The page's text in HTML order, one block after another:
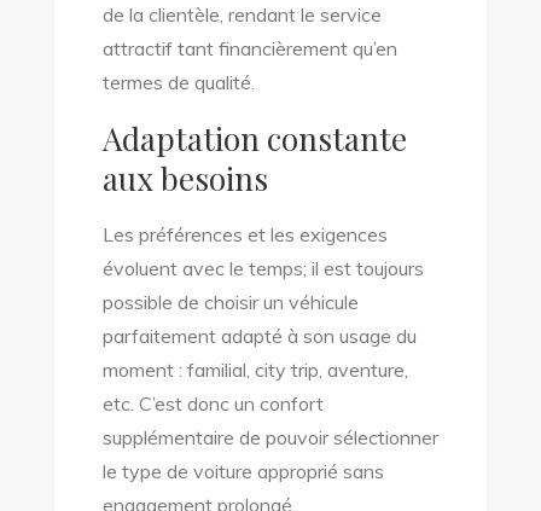
de la clientèle, rendant le service
attractif tant financièrement qu’en
termes de qualité.
Adaptation constante
aux besoins
Les préférences et les exigences
évoluent avec le temps; il est toujours
possible de choisir un véhicule
parfaitement adapté à son usage du
moment : familial, city trip, aventure,
etc. C’est donc un confort
supplémentaire de pouvoir sélectionner
le type de voiture approprié sans
engagement prolongé.